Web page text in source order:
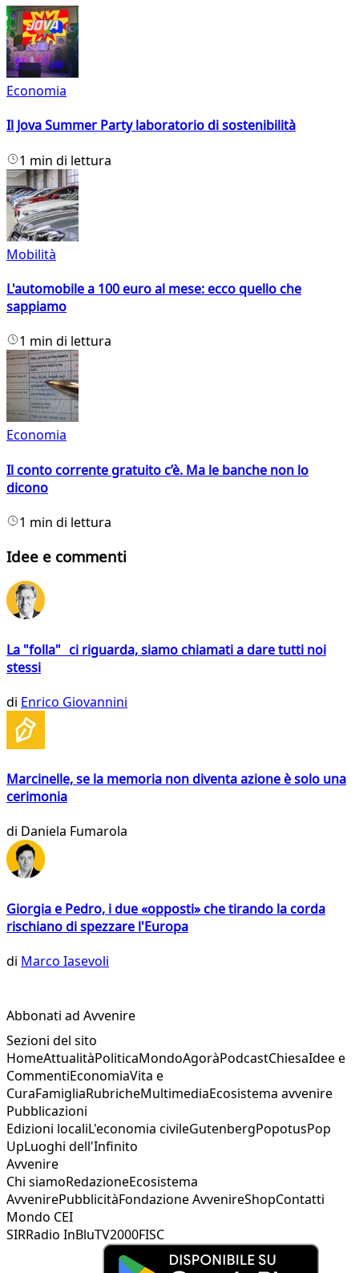
Economia
Il Jova Summer Party laboratorio di sostenibilità
1 min di lettura
Mobilità
L'automobile a 100 euro al mese: ecco quello che
sappiamo
1 min di lettura
Economia
Il conto corrente gratuito c’è. Ma le banche non lo
dicono
1 min di lettura
Idee e commenti
La "folla" ci riguarda, siamo chiamati a dare tutti noi
stessi
di Enrico Giovannini
Marcinelle, se la memoria non diventa azione è solo una
cerimonia
di Daniela Fumarola
Giorgia e Pedro, i due «opposti» che tirando la corda
rischiano di spezzare l'Europa
di Marco Iasevoli
Abbonati ad Avvenire
Sezioni del sito
HomeAttualitàPoliticaMondoAgoràPodcastChiesaIdee e
CommentiEconomiaVita e
CuraFamigliaRubricheMultimediaEcosistema avvenire
Pubblicazioni
Edizioni localiL'economia civileGutenbergPopotusPop
UpLuoghi dell'Infinito
Avvenire
Chi siamoRedazioneEcosistema
AvvenirePubblicitàFondazione AvvenireShopContatti
Mondo CEI
SIRRadio InBluTV2000FISC